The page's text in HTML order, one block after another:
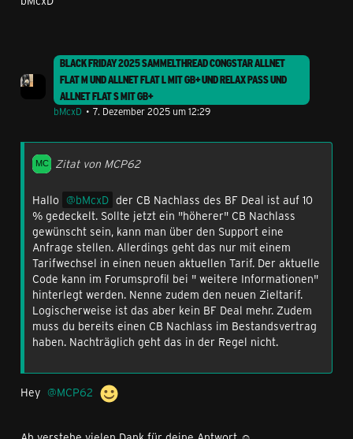
BLACK FRIDAY 2025 SAMMELTHREAD CONGSTAR ALLNET
FLAT M UND ALLNET FLAT L MIT GB+ UND RELAX PASS UND
ALLNET FLAT S MIT GB+
bMcxD
7. Dezember 2025 um 12:29
Zitat von MCP62
Hallo bMcxD der CB Nachlass des BF Deal ist auf 10
% gedeckelt. Sollte jetzt ein "höherer" CB Nachlass
gewünscht sein, kann man über den Support eine
Anfrage stellen. Allerdings geht das nur mit einem
Tarifwechsel in einen neuen aktuellen Tarif. Der aktuelle
Code kann im Forumsprofil bei " weitere Informationen"
hinterlegt werden. Nenne zudem den neuen Zieltarif.
Logischerweise ist das aber kein BF Deal mehr. Zudem
muss du bereits einen CB Nachlass im Bestandsvertrag
haben. Nachträglich geht das in der Regel nicht.
Hey MCP62